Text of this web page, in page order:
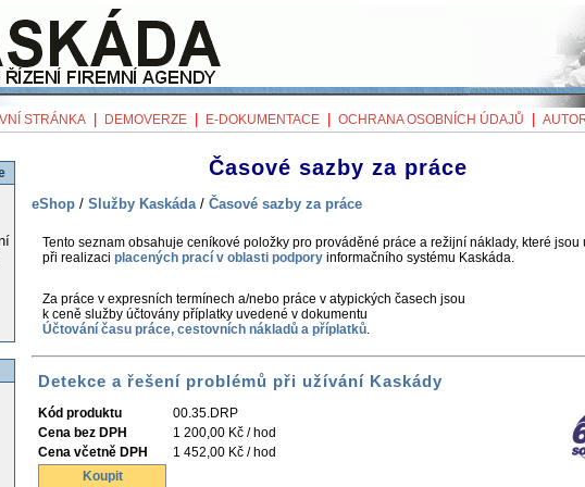
STRÁNKA DEMOVERZE E-DOKUMENTACE OCHRANA OSOBNÍCH ÚDAJŮ
Časové sazby za práce
eShop / Služby Kaskáda / Časové sazby za práce
Tento seznam obsahuje ceníkové položky pro prováděné práce a režijní náklady, které jsou
při realizaci placených prací v oblasti podpory informačního systému Kaskáda.
Za práce v expresních termínech a/nebo práce v atypických časech jsou
k ceně služby účtovány příplatky uvedené v dokumentu
Účtování času práce, cestovních nákladů a příplatků
Detekce a řešení problémů při užívání Kaskády
Kód produktu
00.35.DRP
Cena bez DPH
1 200,00 Kč / hod
Cena včetně DPH
1 452,00 Kč / hod
Koupit